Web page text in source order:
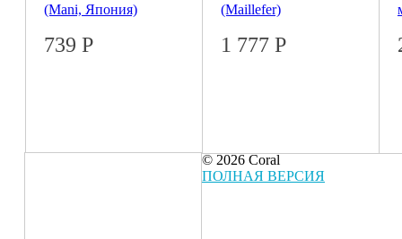
(Mani, Япония)
739 Р
(Maillefer)
1 777 Р
© 2026 Coral
ПОЛНАЯ ВЕРСИЯ